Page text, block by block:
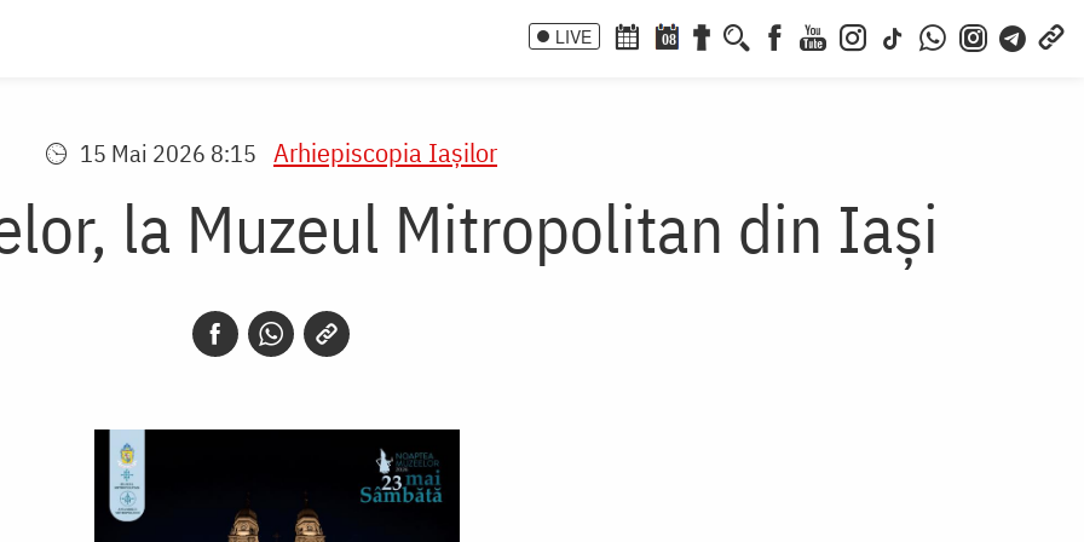
LIVE 08
15 Mai 2026 8:15 Arhiepiscopia Iaşilor
la Muzeul Mitropolitan din Iași